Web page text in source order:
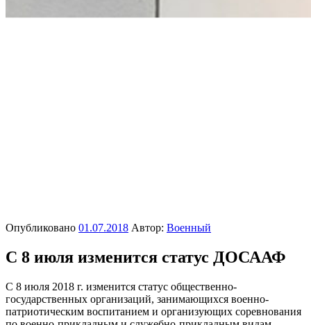
Опубликовано 01.07.2018 Автор: Военный
С 8 июля изменится статус ДОСААФ
С 8 июля 2018 г. изменится статус общественно-
государственных организаций, занимающихся военно-
патриотическим воспитанием и организующих соревнования